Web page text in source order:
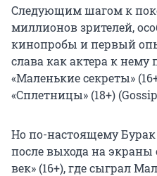
Следующим шагом к
миллионов зрителей,
кинопробы и первый
слава как актера к нему
«Маленькие секреты»
«Сплетницы» (18+)
Но по-настоящему
после выхода на
век» (16+), где сыграл